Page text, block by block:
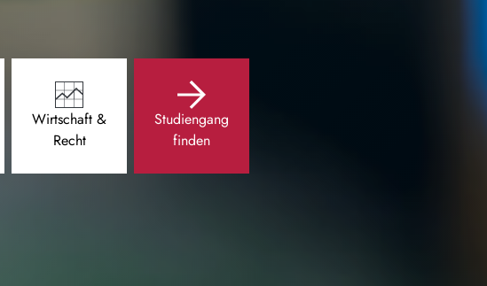
Wirtschaft &
Recht
Studiengang
finden